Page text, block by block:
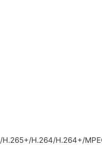
H.264/H.264+/